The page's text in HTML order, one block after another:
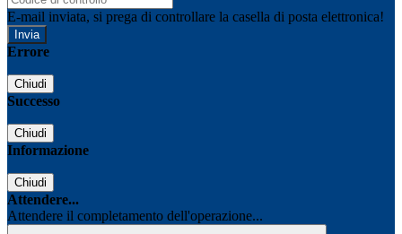
E-mail inviata, si prega di controllare la casella di posta elettronica!
Errore
Chiudi
Successo
Chiudi
Informazione
Chiudi
Attendere...
Attendere il completamento dell'operazione...